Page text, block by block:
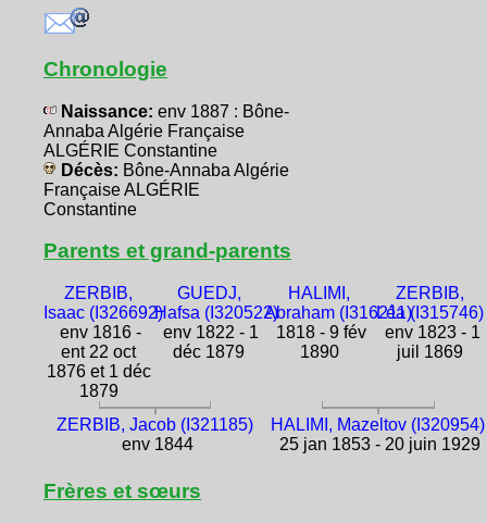
Chronologie
Naissance: env 1887 : Bône-
Annaba Algérie Française
ALGÉRIE Constantine
Décès: Bône-Annaba Algérie
Française ALGÉRIE
Constantine
Parents et grand-parents
ZERBIB,
Isaac (I326692)
env 1816 -
ent 22 oct
1876 et 1 déc
1879
GUEDJ,
Hafsa (I320522)
env 1822 - 1
déc 1879
HALIMI,
Abraham (I316211)
1818 - 9 fév
1890
ZERBIB,
Léa (I315746)
env 1823 - 1
juil 1869
ZERBIB, Jacob (I321185)
env 1844
HALIMI, Mazeltov (I320954)
25 jan 1853 - 20 juin 1929
Frères et sœurs